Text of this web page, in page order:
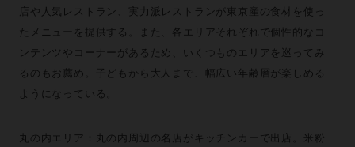
店や人気レストラン、実力派レストランが東京産の食材を使っ
たメニューを提供する。また、各エリアそれぞれで個性的なコ
ンテンツやコーナーがあるため、いくつものエリアを巡ってみ
るのもお薦め。子どもから大人まで、幅広い年齢層が楽しめる
ようになっている。
丸の内エリア：丸の内周辺の名店がキッチンカーで出店。米粉